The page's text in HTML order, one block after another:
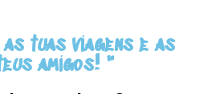
tuas viagens e as
amigos! "